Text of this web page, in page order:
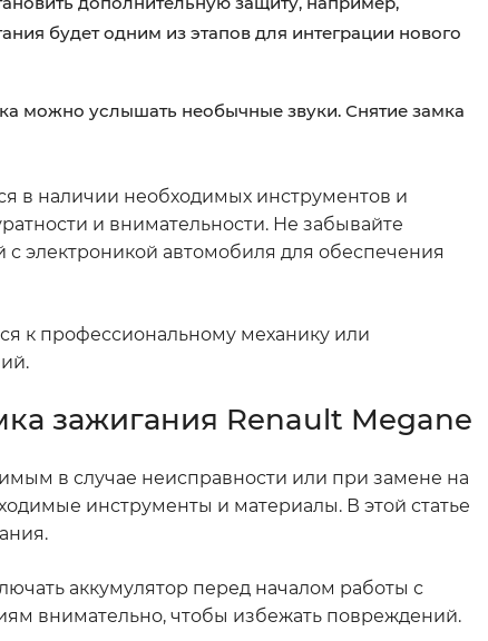
будет одним из этапов для интеграции нового
можно услышать необычные звуки. Снятие замка
в наличии необходимых инструментов и
и внимательности. Не забывайте
электроникой автомобиля для обеспечения
к профессиональному механику или
зажигания Renault Megane
в случае неисправности или при замене на
инструменты и материалы. В этой статье
аккумулятор перед началом работы с
внимательно, чтобы избежать повреждений.